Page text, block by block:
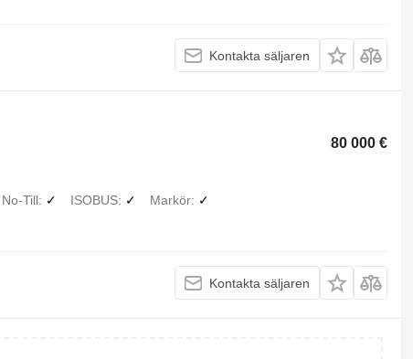
Kontakta säljaren
80 000 €
No-Till ✓ ISOBUS ✓ Markör ✓
Kontakta säljaren